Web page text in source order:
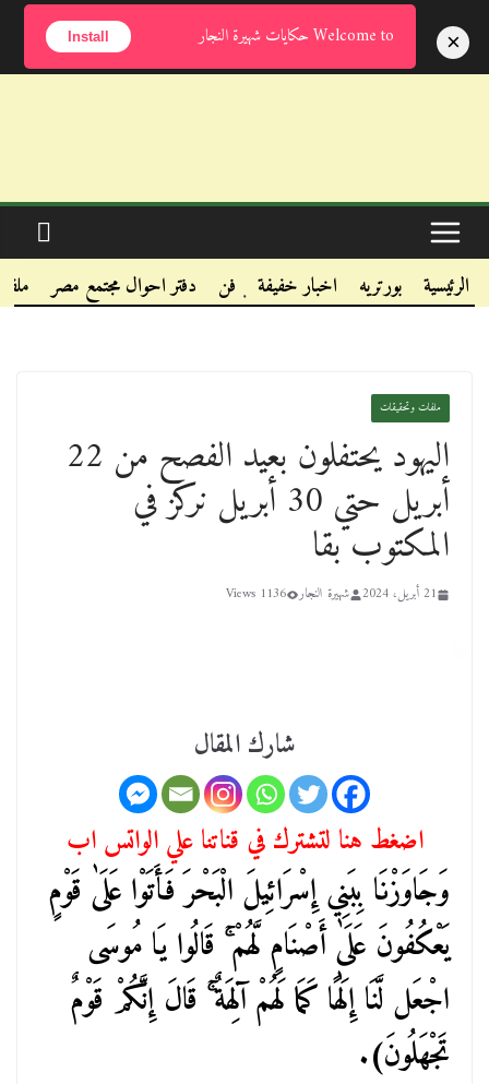
الجمعة, أغسطس 7, 2026
.
.
الرئيسية بورتريه اخبار خفيفة فن دفتر احوال مجتمع مصر
ملفات وتحقيقات
اليهود يحتفلون بعيد الفصح من 22
أبريل حتي 30 أبريل نركز في
المكتوب بقا
21 أبريل، 2024 شهيرة النجار 1136 Views
شارك المقال
اضغط هنا لتشترك في قناتنا علي الواتس اب
وَجَاوَزْنَا بِبَنِي إِسْرَائِيلَ الْبَحْرَ فَأَتَوْا عَلَىٰ قَوْمٍ
يَعْكُفُونَ عَلَىٰ أَصْنَامٍ لَّهُمْ ۚ قَالُوا يَا مُوسَى
اجْعَل لَّنَا إِلَٰهًا كَمَا لَهُمْ آلِهَةٌ ۚ قَالَ إِنَّكُمْ قَوْمٌ
تَجْهَلُونَ).
Welcome to حكايات شهيرة النجار Install ×